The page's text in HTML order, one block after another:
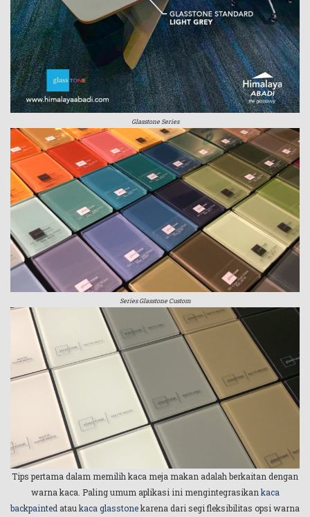
Glasstone Series
Series Glasstone Custom
Tips pertama dalam memilih kaca meja makan adalah berkaitan dengan
warna kaca. Paling umum aplikasi ini mengintegrasikan kaca
backpainted atau kaca glasstonekarena dari segi fleksibilitas opsi warna